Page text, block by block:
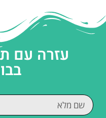
עזרה עם